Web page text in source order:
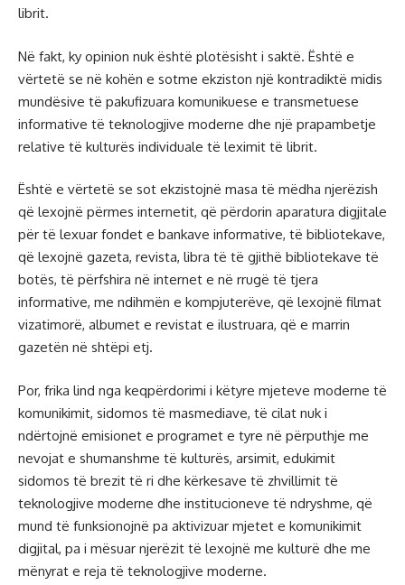
librit.
Në fakt, ky opinion nuk është plotësisht i saktë. Është e
vërtetë se në kohën e sotme ekziston një kontradiktë midis
mundësive të pakufizuara komunikuese e transmetuese
informative të teknologjive moderne dhe një prapambetje
relative të kulturës individuale të leximit të librit.
Është e vërtetë se sot ekzistojnë masa të mëdha njerëzish
që lexojnë përmes internetit, që përdorin aparatura digjitale
për të lexuar fondet e bankave informative, të bibliotekave,
që lexojnë gazeta, revista, libra të të gjithë bibliotekave të
botës, të përfshira në internet e në rrugë të tjera
informative, me ndihmën e kompjuterëve, që lexojnë filmat
vizatimorë, albumet e revistat e ilustruara, që e marrin
gazetën në shtëpi etj.
Por, frika lind nga keqpërdorimi i këtyre mjeteve moderne të
komunikimit, sidomos të masmediave, të cilat nuk i
ndërtojnë emisionet e programet e tyre në përputhje me
nevojat e shumanshme të kulturës, arsimit, edukimit
sidomos të brezit të ri dhe kërkesave të zhvillimit të
teknologjive moderne dhe institucioneve të ndryshme, që
mund të funksionojnë pa aktivizuar mjetet e komunikimit
digjital, pa i mësuar njerëzit të lexojnë me kulturë dhe me
mënyrat e reja të teknologjive moderne.